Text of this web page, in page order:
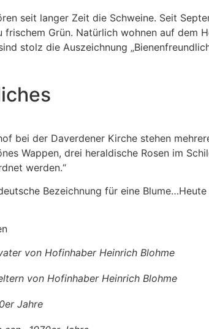
seit langer Zeit die Schweine. Seit
frischem Grün. Natürlich wohnen auf dem
stolz die Auszeichnung
bei der Daverdener Kirche stehen
Wappen, drei heraldische Rosen im
werden.“
Bezeichnung für eine
von Hofinhaber Heinrich Blohme
von Hofinhaber Heinrich Blohme
Jahre